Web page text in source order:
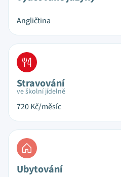
Angličtina
Stravování
ve školní jídelně
720Kč/měsíc
Ubytování